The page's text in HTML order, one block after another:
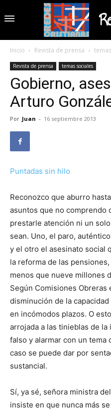
Inicio Revista de prensa
Revista de prensa temas sociales
Gobierno,
Arturo
Por Juan - 16 septiembre 2013
Puntadas sin hilo
Reconozco que aburro
asuntos que no comprendo
prestarle atención ni un
sean. Uno, el paro,
y el otro el asesinato social
la reforma de las
menos que nueve millones
Según Comisiones
disminución de la
en incómodos plazos. O
arrojada a las tinieblas de
falso y alarmar con un tema
caso se puede dar por
sustancial.
Sí, ya sé, señora ministra
insiste en que nunca más